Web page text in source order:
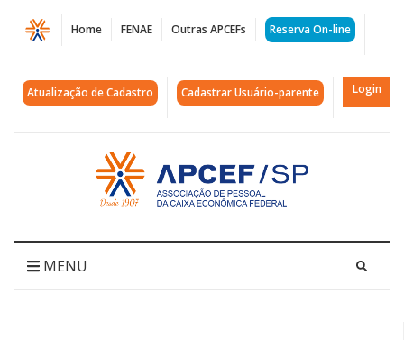
Página
Jogos
dos
acontecem
Home FENAE Outras APCEFs Reserva On-line
Atualização de Cadastro Cadastrar Usuário-parente Login
Acessar
página
inicial
MENU